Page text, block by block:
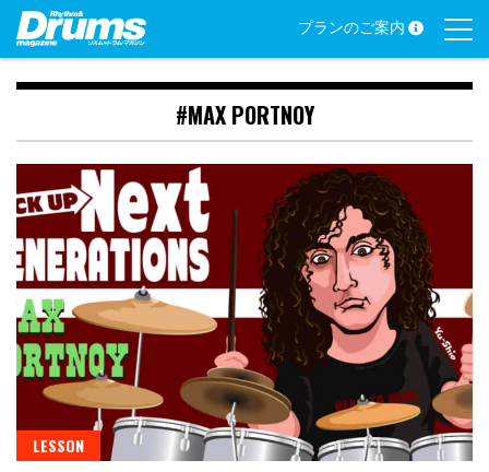
Skip
content
プランのご案内
#MAX PORTNOY
LESSON